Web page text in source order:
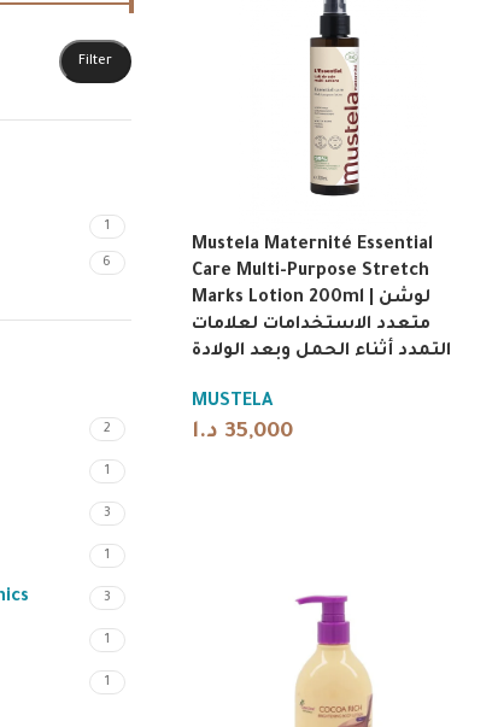
Filter
1
6
2
1
3
1
3
1
1
Mustela Maternité Essential
Care Multi-Purpose Stretch
Marks Lotion 200ml | لوشن
متعدد الاستخدامات لعلامات
التمدد أثناء الحمل وبعد الولادة
MUSTELA
35,000 د.ا